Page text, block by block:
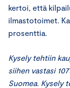
kertoi, että
ilmastotoimet.
prosenttia.
Kysely tehtiin
siihen vastasi
Suomea. Kysely